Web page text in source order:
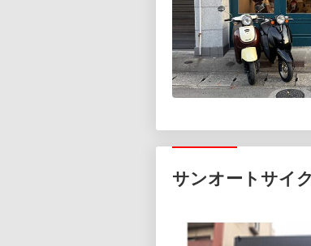
サンオートサイ